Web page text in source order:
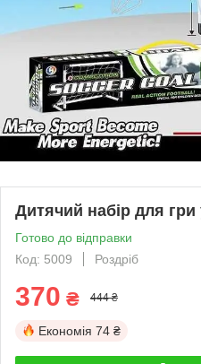
Дитячий набір для
Готово до відправки
Код: 5009
Роздріб
370 ₴ 444 ₴
Економія 74 ₴